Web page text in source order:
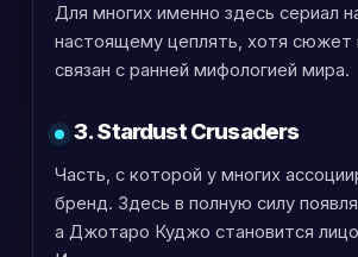
Для многих именно здесь сериал
настоящему цеплять, хотя сюжет
связан с ранней мифологией мира.
3. Stardust Crusaders
Часть, с которой у многих
бренд. Здесь в полную силу
а Джотаро Куджо становится